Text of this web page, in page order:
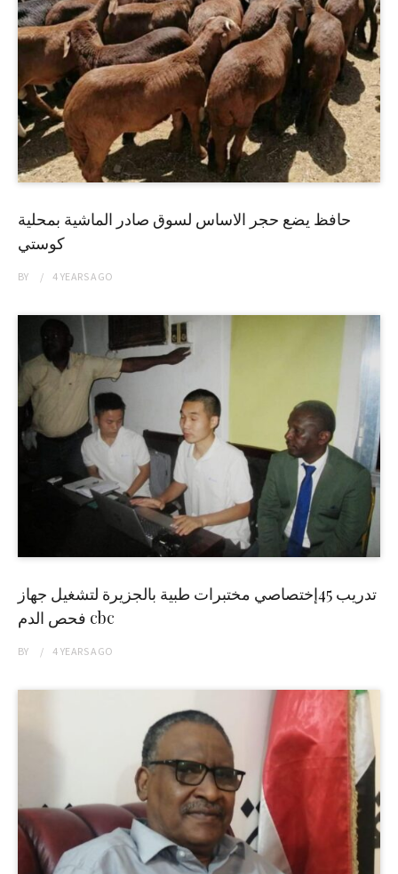
حافظ يضع حجر الاساس لسوق صادر الماشية بمحلية
كوستي
BY 4 YEARSAGO
تدريب 45إختصاصي مختبرات طبية بالجزيرة لتشغيل جهاز
فحص الدم cbc
BY 4 YEARSAGO